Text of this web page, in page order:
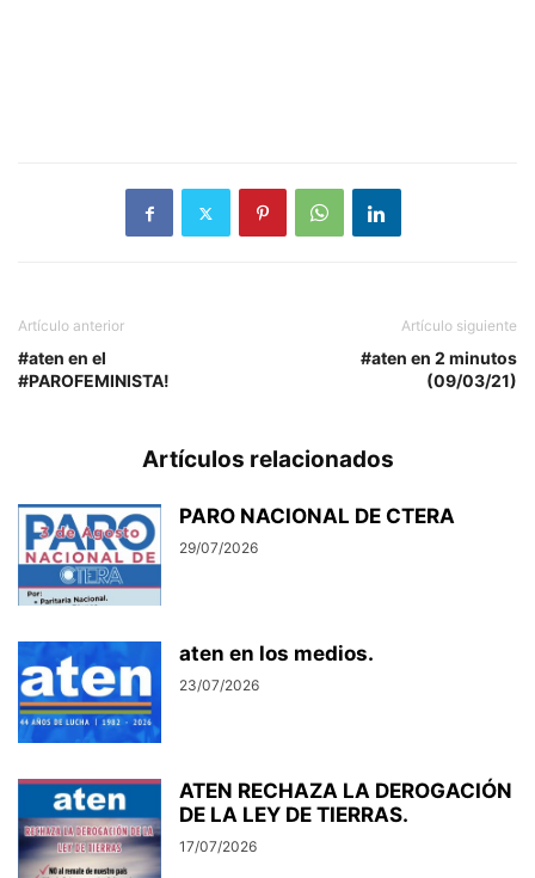
Artículo anterior
#aten en el
#PAROFEMINISTA!
Artículo siguiente
#aten en 2 minutos
(09/03/21)
Artículos relacionados
PARO NACIONAL DE CTERA
29/07/2026
aten en los medios.
23/07/2026
ATEN RECHAZA LA DEROGACIÓN
DE LA LEY DE TIERRAS.
17/07/2026